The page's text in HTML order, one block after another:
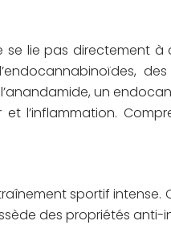
lie pas directement
l’anandamide, un
l’inflammation.
sportif
des propriétés